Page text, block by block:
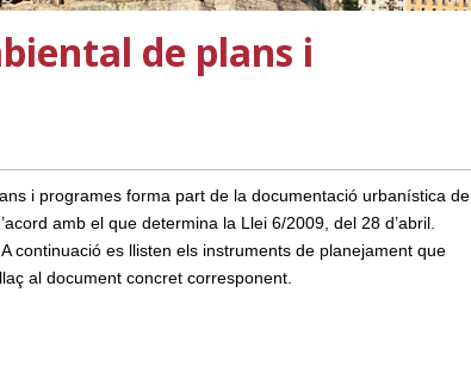
de plans i
i programes forma part de la documentació urbanística de
amb el que determina la Llei 6/2009, del 28 d’abril.
continuació es llisten els instruments de planejament que
al document concret corresponent.